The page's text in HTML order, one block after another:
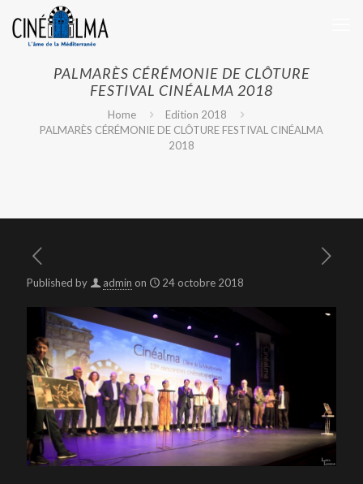
PALMARÈS CÉRÉMONIE DE CLÔTURE
FESTIVAL CINÉALMA 2018
Home
Edition 2018
PALMARÈS CÉRÉMONIE DE CLÔTURE FESTIVAL CINÉALMA
2018
Published by admin on 24 octobre 2018